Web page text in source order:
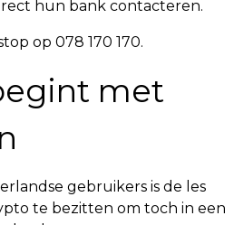
hun bank contacteren.
op 078 170 170.
met
gebruikers is de les
te bezitten om toch in een